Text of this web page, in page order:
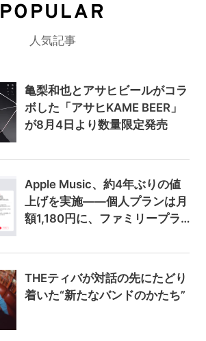
POPULAR
人気記事
亀梨和也とアサヒビールがコラ
ボした「アサヒKAME BEER」
が8月4日より数量限定発売
Apple Music、約4年ぶりの値
上げを実施——個人プランは月
額1,180円に、ファミリープラ
THEティバが対話の先にたどり
着いた“新たなバンドのかたち”